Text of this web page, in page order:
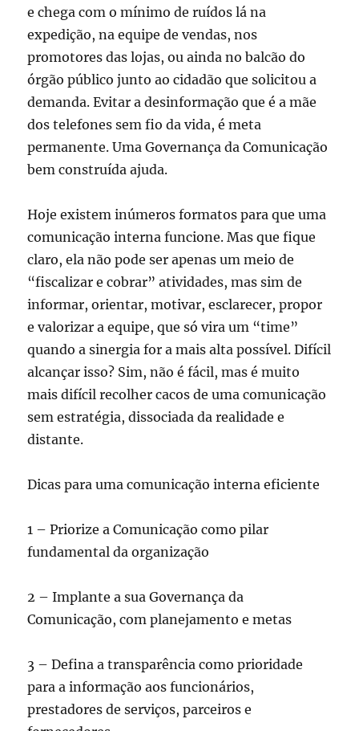
e chega com o mínimo de ruídos lá na
expedição, na equipe de vendas, nos
promotores das lojas, ou ainda no balcão do
órgão público junto ao cidadão que solicitou a
demanda. Evitar a desinformação que é a mãe
dos telefones sem fio da vida, é meta
permanente. Uma Governança da Comunicação
bem construída ajuda.
Hoje existem inúmeros formatos para que uma
comunicação interna funcione. Mas que fique
claro, ela não pode ser apenas um meio de
“fiscalizar e cobrar” atividades, mas sim de
informar, orientar, motivar, esclarecer, propor
e valorizar a equipe, que só vira um “time”
quando a sinergia for a mais alta possível. Difícil
alcançar isso? Sim, não é fácil, mas é muito
mais difícil recolher cacos de uma comunicação
sem estratégia, dissociada da realidade e
distante.
Dicas para uma comunicação interna eficiente
1 – Priorize a Comunicação como pilar
fundamental da organização
2 – Implante a sua Governança da
Comunicação, com planejamento e metas
3 – Defina a transparência como prioridade
para a informação aos funcionários,
prestadores de serviços, parceiros e